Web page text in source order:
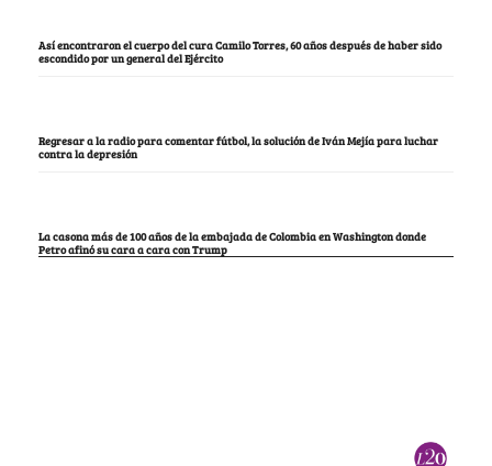
Así encontraron el cuerpo del cura Camilo Torres, 60 años después de haber sido
escondido por un general del Ejército
Regresar a la radio para comentar fútbol, la solución de Iván Mejía para luchar
contra la depresión
La casona más de 100 años de la embajada de Colombia en Washington donde
Petro afinó su cara a cara con Trump